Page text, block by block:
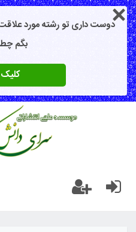
دوست داری تو رشته مورد
بگم
کلیک